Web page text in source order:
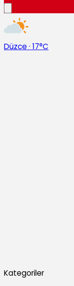
Düzce · 17°C
Kategoriler